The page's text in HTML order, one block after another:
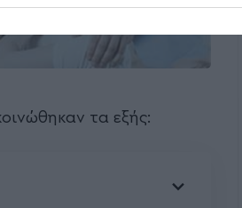
τα εξής: